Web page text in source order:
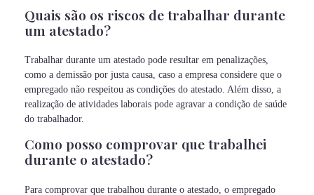
Quais são os riscos de trabalhar durante
um atestado?
Trabalhar durante um atestado pode resultar em penalizações,
como a demissão por justa causa, caso a empresa considere que o
empregado não respeitou as condições do atestado. Além disso, a
realização de atividades laborais pode agravar a condição de saúde
do trabalhador.
Como posso comprovar que trabalhei
durante o atestado?
Para comprovar que trabalhou durante o atestado, o empregado